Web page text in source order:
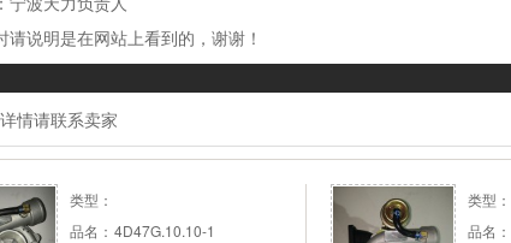
请说明是在网站上看到的，谢谢！
情请联系卖家
类型：
品名： 4D47G.10.10-1
类型：
品名：